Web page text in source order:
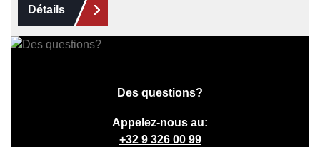
Des questions?
Appelez-nous au:
+32 9 326 00 99
Détails